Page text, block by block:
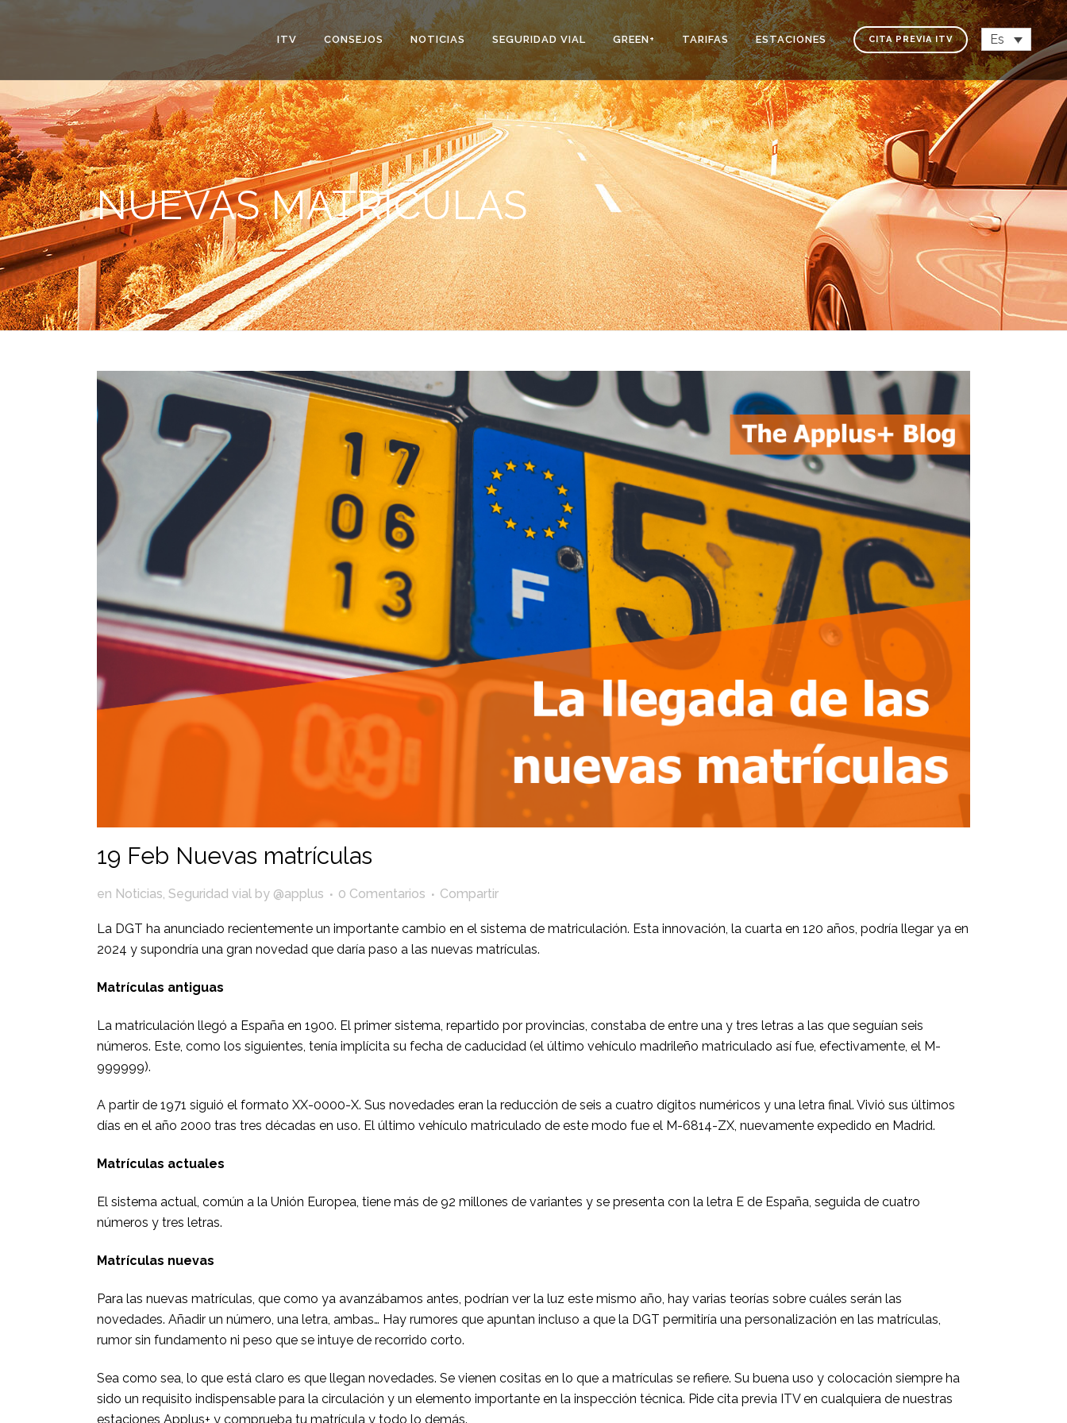
CITA PREVIA ITV Es
ITV CONSEJOS NOTICIAS SEGURIDAD VIAL GREEN+ TARIFAS ESTACIONES
NUEVAS MATRÍCULAS
19 Feb Nuevas matrículas
en Noticias Seguridad vial by @applus 0 Comentarios Compartir
La DGT ha anunciado recientemente un importante cambio en el sistema de matriculación. Esta innovación, la cuarta en 120 años, podría llegar ya en
2024 y supondría una gran novedad que daría paso a las nuevas matrículas.
Matrículas antiguas
La matriculación llegó a España en 1900. El primer sistema, repartido por provincias, constaba de entre una y tres letras a las que seguían seis
números. Este, como los siguientes, tenía implícita su fecha de caducidad (el último vehículo madrileño matriculado así fue, efectivamente, el M-
999999).
A partir de 1971 siguió el formato XX-0000-X. Sus novedades eran la reducción de seis a cuatro dígitos numéricos y una letra final. Vivió sus últimos
días en el año 2000 tras tres décadas en uso. El último vehículo matriculado de este modo fue el M-6814-ZX, nuevamente expedido en Madrid.
Matrículas actuales
El sistema actual, común a la Unión Europea, tiene más de 92 millones de variantes y se presenta con la letra E de España, seguida de cuatro
números y tres letras.
Matrículas nuevas
Para las nuevas matrículas, que como ya avanzábamos antes, podrían ver la luz este mismo año, hay varias teorías sobre cuáles serán las
novedades. Añadir un número, una letra, ambas… Hay rumores que apuntan incluso a que la DGT permitiría una personalización en las matrículas,
rumor sin fundamento ni peso que se intuye de recorrido corto.
Sea como sea, lo que está claro es que llegan novedades. Se vienen cositas en lo que a matrículas se refiere. Su buena uso y colocación siempre ha
sido un requisito indispensable para la circulación y un elemento importante en la inspección técnica. Pide cita previa ITVen cualquiera de nuestras
estaciones Applus+ y comprueba tu matrícula y todo lo demás.